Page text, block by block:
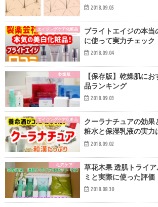
2018.09.05
エイジングケア化粧品
ブライトエイジの本当
に使って実力チェック
2018.09.04
乾燥肌
【保存版】乾燥肌に
品ランキング
2018.09.03
エイジングケア化粧品
クーラナチュアの効果
粧水と保湿乳液の実力
2018.09.02
毛穴ケア
草花木果 透肌トライ
ミと実際に使った評価
2018.08.30